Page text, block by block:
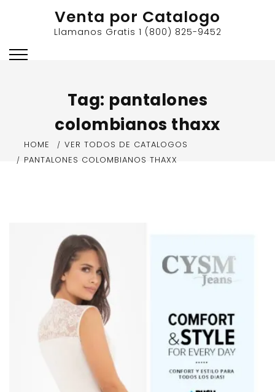
Venta por Catalogo
Llamanos Gratis 1 (800) 825-9452
Tag: pantalones
colombianos thaxx
HOME
VER TODOS DE CATALOGOS
PANTALONES COLOMBIANOS THAXX